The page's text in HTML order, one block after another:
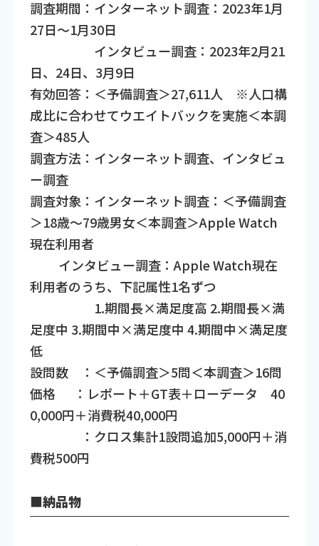
調査期間：インターネット調査：2023年1月
27日～1月30日
インタビュー調査：2023年2月21
日、24日、3月9日
有効回答：＜予備調査＞27,611人 ※人口構
成比に合わせてウエイトバックを実施＜本調
査＞485人
調査方法：インターネット調査、インタビュ
ー調査
調査対象：インターネット調査：＜予備調査
＞18歳～79歳男女＜本調査＞Apple Watch
現在利用者
インタビュー調査：Apple Watch現在
利用者のうち、下記属性1名ずつ
1.期間長×満足度高 2.期間長×満
足度中 3.期間中×満足度中 4.期間中×満足度
低
設問数 ：＜予備調査＞5問＜本調査＞16問
価格 ：レポート＋GT表＋ローデータ 40
0,000円＋消費税40,000円
：クロス集計1設問追加5,000円＋消
費税500円
■納品物